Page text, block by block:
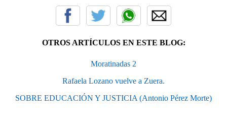
OTROS ARTÍCULOS EN ESTE BLOG:
Moratinadas 2
Rafaela Lozano vuelve a Zuera.
SOBRE EDUCACIÓN Y JUSTICIA (Antonio Pérez Morte)